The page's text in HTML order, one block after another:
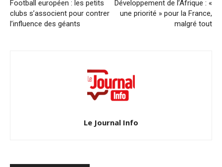
Football européen : les petits
clubs s’associent pour contrer
l’influence des géants
Développement de l’Afrique : «
une priorité » pour la France,
malgré tout
Le Journal Info